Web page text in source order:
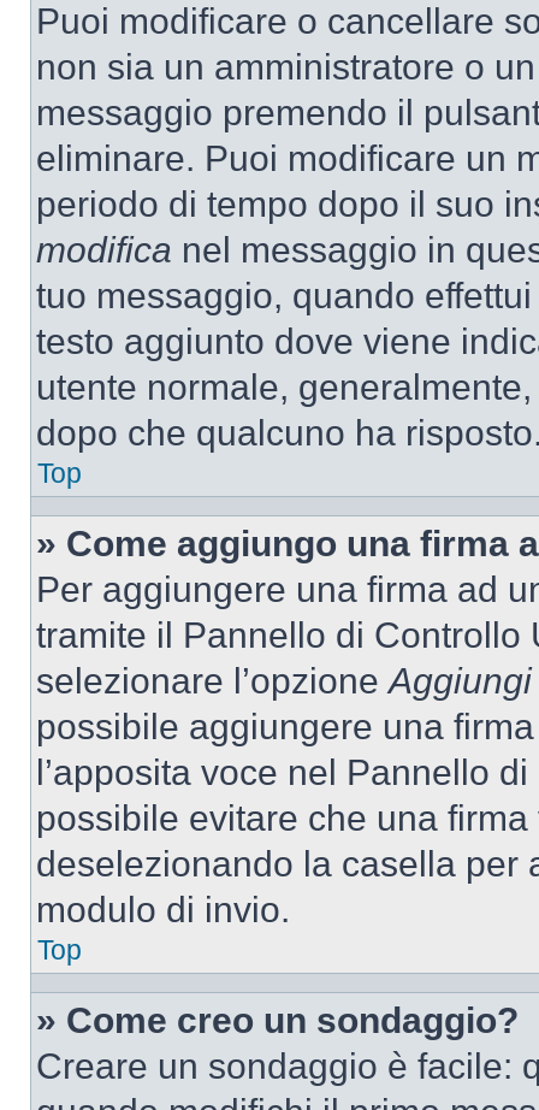
Puoi modificare o cancellare
non sia un amministratore o
messaggio premendo il
eliminare. Puoi modificare un
periodo di tempo dopo il suo
modifica nel messaggio in
tuo messaggio, quando
testo aggiunto dove viene
utente normale,
dopo che qualcuno ha
Top
» Come aggiungo una firma
Per aggiungere una firma ad
tramite il Pannello di Controllo
selezionare l’opzione
possibile aggiungere una
l’apposita voce nel Pannello
possibile evitare che una
deselezionando la casella per
modulo di invio.
Top
» Come creo un sondaggio?
Creare un sondaggio è facile: